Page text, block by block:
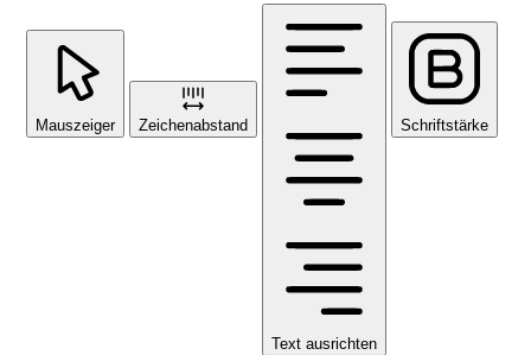
Mauszeiger Zeichenabstand
Text ausrichten
Schriftstärke